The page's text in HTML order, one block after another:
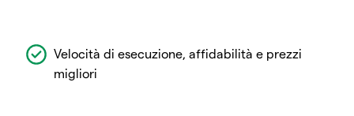
Velocità di esecuzione, affidabilità e prezzi
migliori